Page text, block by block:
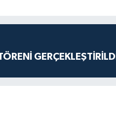
GERÇEKLEŞTİRİLDİ